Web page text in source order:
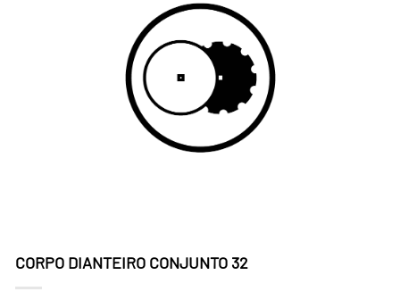
CORPO DIANTEIRO CONJUNTO 32